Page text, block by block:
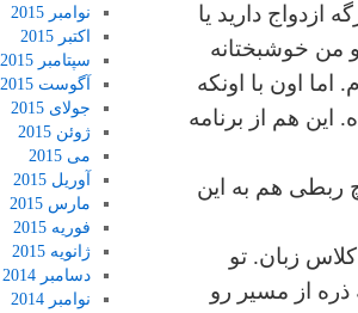
دارید یا
من خوشبختانه
اون با اونکه
هم از برنامه
ربطی هم به این
زبان. تو
از مسیر رو
نوامبر 2015
اکتبر 2015
سپتامبر 2015
آگوست 2015
جولای 2015
ژوئن 2015
می 2015
آوریل 2015
مارس 2015
فوریه 2015
ژانویه 2015
دسامبر 2014
نوامبر 2014